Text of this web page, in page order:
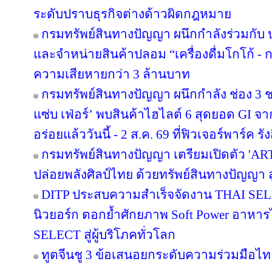
ระดับปราบธุรกิจต่างด้าวผิดกฎหมาย
กรมทรัพย์สินทางปัญญา ผนึกกำลังร่วมกับ
และจำหน่ายสินค้าปลอม “เครื่องดื่มโกโก้ -
ความเสียหายกว่า 3 ล้านบาท
กรมทรัพย์สินทางปัญญา ผนึกกำลัง ช่อง 3
แซ่บ เฟ่อร์’ พบสินค้าไฮไลต์ 6 สุดยอด GI จ
อร่อยแล้ววันนี้ - 2 ส.ค. 69 ที่ฟิวเจอร์พาร์ค รั
กรมทรัพย์สินทางปัญญา เตรียมเปิดตัว
ปล่อยพลังศิลป์ไทย ด้วยทรัพย์สินทางปัญญา
DITP ประสบความสำเร็จจัดงาน THAI
นิวยอร์ก ตอกย้ำศักยภาพ Soft Power อาหา
SELECT สู่ผู้บริโภคทั่วโลก
ทูตจีนชู 3 ข้อเสนอยกระดับความร่วมมือไท